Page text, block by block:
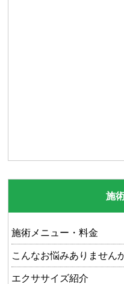
施
施術メニュー・料金
こんなお悩みありません
エクササイズ紹介